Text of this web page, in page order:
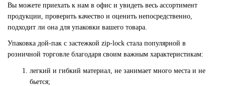
Вы можете приехать к нам в офис и увидеть весь ассортимент
продукции, проверить качество и оценить непосредственно,
подходит ли она для упаковки вашего товара.
Упаковка дой-пак с застежкой zip-lock стала популярной в
розничной торговле благодаря своим важным характеристикам:
легкий и гибкий материал, не занимает много места и не
бьется;